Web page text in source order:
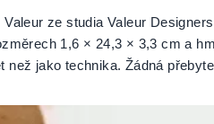
Valeur ze studia Valeur
1,6 × 24,3 × 3,3 cm a
než jako technika. Žádná